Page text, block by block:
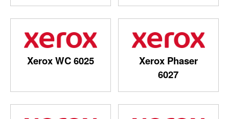
Xerox Phaser
6027
Xerox WC 6025